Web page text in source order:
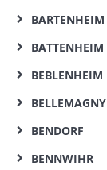
BARTENHEIM
BATTENHEIM
BEBLENHEIM
BELLEMAGNY
BENDORF
BENNWIHR